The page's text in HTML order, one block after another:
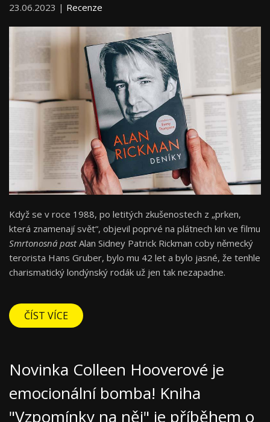
23.06.2023 | Recenze
Když se v roce 1988, po letitých zkušenostech z „prken,
která znamenají svět“, objevil poprvé na plátnech kin ve filmu
Smrtonosná pastAlan Sidney Patrick Rickman coby německý
terorista Hans Gruber, bylo mu 42 let a bylo jasné, že tenhle
charismatický londýnský rodák už jen tak nezapadne.
ČÍST VÍCE
Novinka Colleen Hooverové je
emocionální bomba! Kniha
"Vzpomínky na něj" je příběhem o